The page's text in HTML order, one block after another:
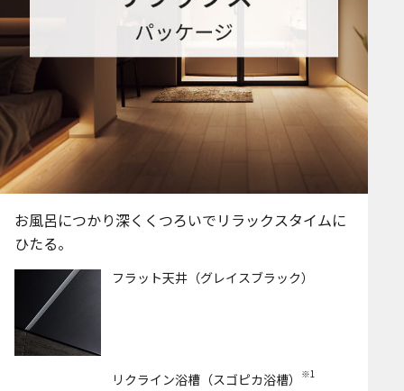
お風呂につかり深くくつろいでリラックスタイムに
ひたる。
フラット天井（グレイスブラック）
リクライン浴槽（スゴピカ浴槽） ※1